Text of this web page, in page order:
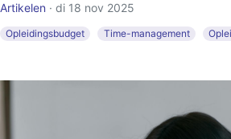
Artikelen · di 18 nov 2025
Opleidingsbudget Time-management